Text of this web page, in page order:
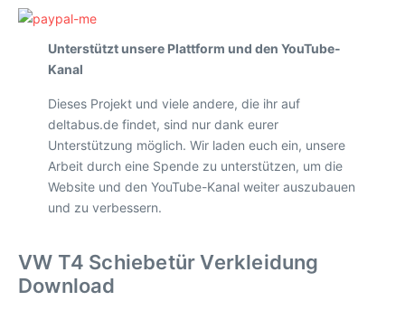
Unterstützt unsere Plattform und den YouTube-
Kanal
Dieses Projekt und viele andere, die ihr auf
deltabus.de findet, sind nur dank eurer
Unterstützung möglich. Wir laden euch ein, unsere
Arbeit durch eine Spende zu unterstützen, um die
Website und den YouTube-Kanal weiter auszubauen
und zu verbessern.
VW T4 Schiebetür Verkleidung
Download